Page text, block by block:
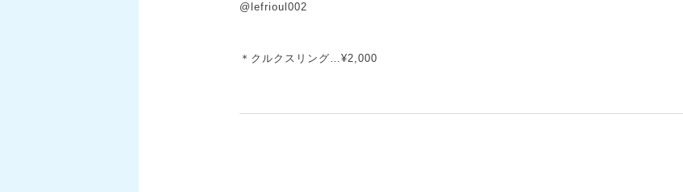
@lefrioul002
＊クルクスリング…¥2,000